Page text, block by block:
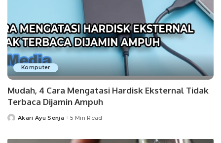
Komputer
Mudah, 4 Cara Mengatasi Hardisk Eksternal Tidak
Terbaca Dijamin Ampuh
PostedAkari Ayu Senja 5 Min Read